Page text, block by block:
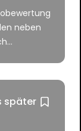
neben
später